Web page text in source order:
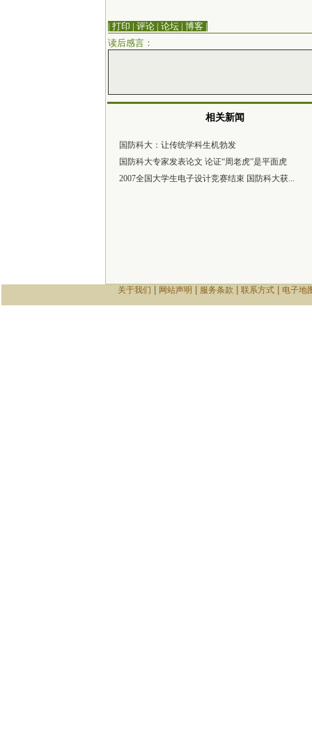
| 打印 | 评论 | 论坛 | 博客 |
读后感言：
相关新闻
国防科大：让传统学科生机勃发
国防科大专家发表论文 论证“周老虎”是平面虎
2007全国大学生电子设计竞赛结束 国防科大获...
关于我们 网站声明 服务条款 联系方式| 电子地